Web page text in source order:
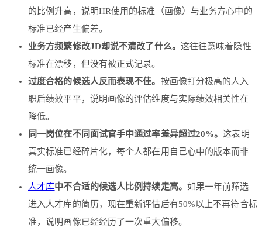
的比例升高，说明HR使用的标准（画像）与业务方心中的
标准已经产生偏差。
业务方频繁修改JD却说不清改了什么。 这往往意味着隐性
标准在漂移，但没有被正式记录。
过度合格的候选人反而表现不佳。 按画像打分极高的人入
职后绩效平平，说明画像的评估维度与实际绩效相关性在
降低。
同一岗位在不同面试官手中通过率差异超过20%。这表明
真实标准已经碎片化，每个人都在用自己心中的版本而非
统一画像。
人才库中不合适的候选人比例持续走高。 如果一年前筛选
进入人才库的简历，现在重新评估后有50%以上不再符合标
准，说明画像已经经历了一次重大偏移。